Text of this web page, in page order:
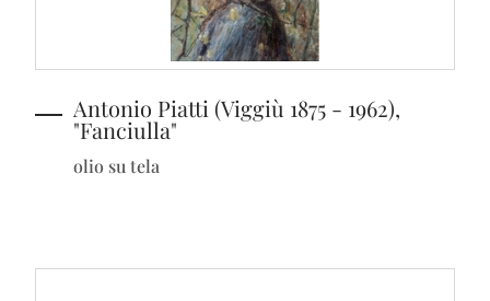
Antonio Piatti (Viggiù 1875 - 1962),
"Fanciulla"
olio su tela